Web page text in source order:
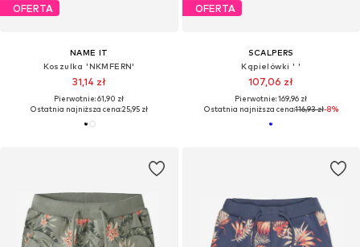
OFERTA
NAME IT
Koszulka 'NKMFERN'
31,14 zł
Pierwotnie: 61,90 zł
Ostatnia najniższa cena:25,95 zł
OFERTA
SCALPERS
Kąpielówki ' '
107,06 zł
Pierwotnie: 169,96 zł
Ostatnia najniższa cena:116,93 zł-8%